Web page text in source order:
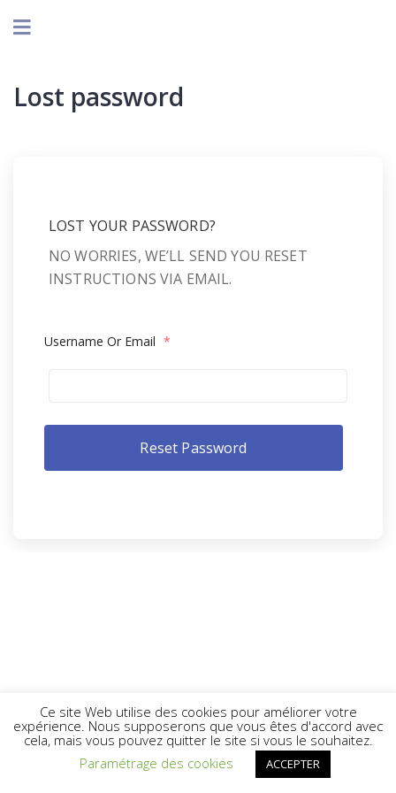
Lost password
LOST YOUR PASSWORD?
NO WORRIES, WE’LL SEND YOU RESET
INSTRUCTIONS VIA EMAIL.
Username Or Email *
Ce site Web utilise des cookies pour améliorer votre
expérience. Nous supposerons que vous êtes d'accord avec
cela, mais vous pouvez quitter le site si vous le souhaitez.
Paramétrage des cookies
ACCEPTER